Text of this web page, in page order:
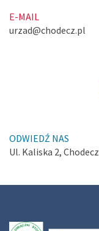
E-MAIL
urzad@chodecz.pl
ODWIEDŹ NAS
Ul. Kaliska 2, Chodecz